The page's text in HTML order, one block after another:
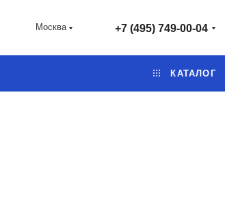
Москва +7 (495) 749-00-04
КАТАЛОГ